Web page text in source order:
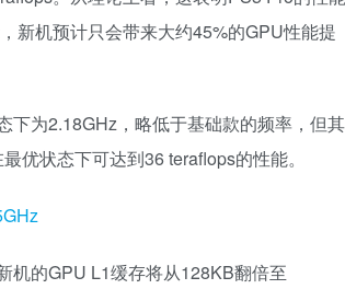
新机预计只会带来大约45%的GPU性能提
下为2.18GHz，略低于基础款的频率，但其
优状态下可达到36 teraflops的性能。
机的GPU L1缓存将从128KB翻倍至